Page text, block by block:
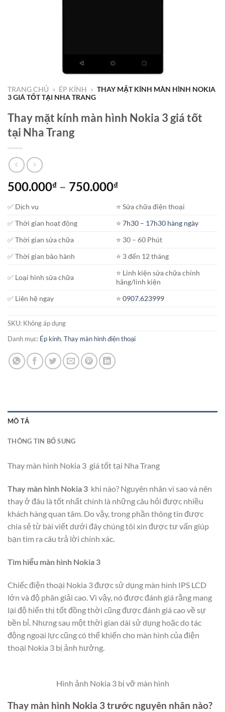
TRANG CHỦ » ÉP KÍNH » THAY MẶT KÍNH MÀN HÌNH NOKIA
3 GIÁ TỐT TẠI NHA TRANG
Thay mặt kính màn hình Nokia 3 giá tốt
tại Nha Trang
500.000₫ – 750.000₫Khoảng
từ
500.000₫
đến
750.000₫
✅ Dịch vụ
⭐️ Sửa chữa điện thoại
✅ Thời gian hoạt động
⭐️7h30 – 17h30 hàng ngày
✅ Thời gian sửa chữa
⭐️ 30 – 60 Phút
✅ Thời gian bảo hành
⭐️ 3 đến 12 tháng
✅ Loại hình sửa chữa
⭐️ Linh kiện sửa chữa chính
hãng/linh kiện
✅ Liên hệ ngay
⭐️0907.623999
SKU: Không áp dụng
Danh mục: Ép kính, Thay màn hình điện thoại
MÔ TẢ
THÔNG TIN BỔ SUNG
Thay màn hình Nokia 3 giá tốt tại Nha Trang
Thay màn hình Nokia 3 khi nào? Nguyên nhân vì sao và nên
thay ở đâu là tốt nhất chính là những câu hỏi được nhiều
khách hàng quan tâm. Do vậy, trong phần thông tin được
chia sẻ từ bài viết dưới đây chúng tôi xin được tư vấn giúp
bạn tìm ra câu trả lời chính xác.
Tìm hiểu màn hình Nokia 3
Chiếc điện thoại Nokia 3 được sử dụng màn hình IPS LCD
lớn và độ phân giải cao. Vì vậy, nó được đánh giá rằng mang
lại độ hiển thị tốt đồng thời cũng được đánh giá cao về sự
bền bỉ. Nhưng sau một thời gian dài sử dụng hoặc do tác
động ngoại lực cũng có thể khiến cho màn hình của điện
thoại Nokia 3 bị ảnh hưởng.
Hình ảnh Nokia 3 bị vỡ màn hình
Thay màn hình Nokia 3 trước nguyên nhân nào?